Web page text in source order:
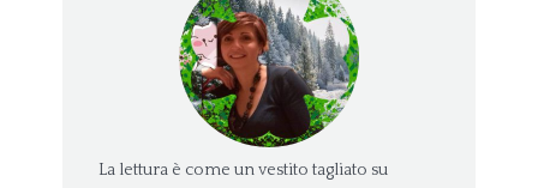
La lettura è come un vestito tagliato su